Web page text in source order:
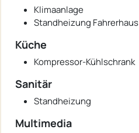
Klimaanlage
Standheizung Fahrerhaus
Küche
Kompressor-Kühlschrank
Sanitär
Standheizung
Multimedia